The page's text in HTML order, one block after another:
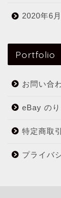
2020年6月
Portfolio
お問い合
eBay の
特定商取
プライバ